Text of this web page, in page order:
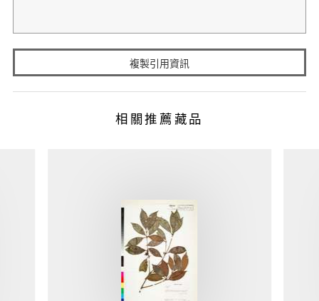
複製引用資訊
相關推薦藏品